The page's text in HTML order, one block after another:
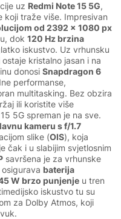
uz Redmi Note 15 5G,
koji traže više. Impresivan
od 2392 × 1080 px
dok 120 Hz brzina
iskustvo. Uz vrhunsku
kristalno jasan i na
donosi Snapdragon 6
performanse,
multitasking. Bez obzira
ili koristite više
5G spreman je na sve.
kameru s f/1.7
slike (OIS), koja
čak i u slabijim svjetlosnim
savršena je za vrhunske
baterija
W brzo punjenje u tren
iskustvo tu su
za Dolby Atmos, koji